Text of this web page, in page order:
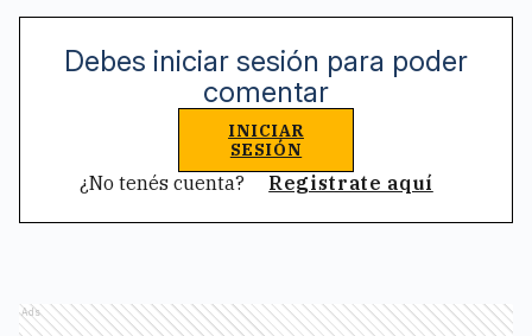
Debes iniciar sesión para poder
comentar
INICIAR
SESIÓN
¿No tenés cuenta? Registrate aquí
Ads